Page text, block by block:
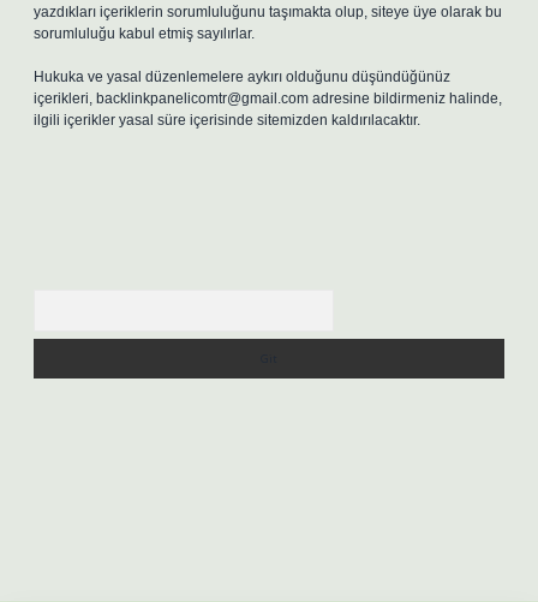
yazdıkları içeriklerin sorumluluğunu taşımakta olup, siteye üye olarak bu
sorumluluğu kabul etmiş sayılırlar.
Hukuka ve yasal düzenlemelere aykırı olduğunu düşündüğünüz
içerikleri, backlinkpanelicomtr@gmail.com adresine bildirmeniz halinde,
ilgili içerikler yasal süre içerisinde sitemizden kaldırılacaktır.